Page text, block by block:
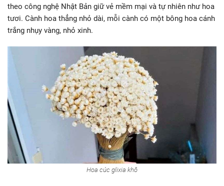
theo công nghệ Nhật Bản giữ vẻ mềm mại và tự nhiên như hoa
tươi. Cành hoa thẳng nhỏ dài, mỗi cành có một bông hoa cánh
trắng nhụy vàng, nhỏ xinh.
Hoa cúc glixia khô